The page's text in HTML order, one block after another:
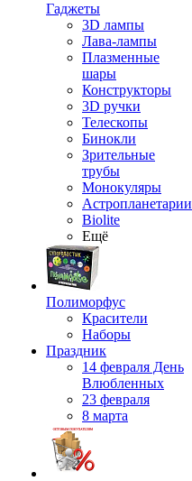
Гаджеты
3D лампы
Лава-лампы
Плазменные
шары
Конструкторы
3D ручки
Телескопы
Бинокли
Зрительные
трубы
Монокуляры
Астропланетарии
Biolite
Ещё
Полиморфус
Красители
Наборы
Праздник
14 февраля День
Влюбленных
23 февраля
8 марта